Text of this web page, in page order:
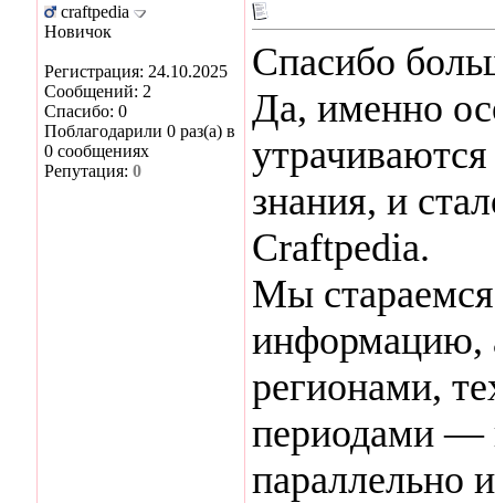
craftpedia
Новичок
Регистрация: 24.10.2025
Сообщений: 2
Спасибо: 0
Поблагодарили 0 раз(а) в
0 сообщениях
Репутация: 0
Спасибо
Да, именно
знания, и
Craftpedia.
Мы стараемся
информацию,
регионами,
периодами —
параллельно